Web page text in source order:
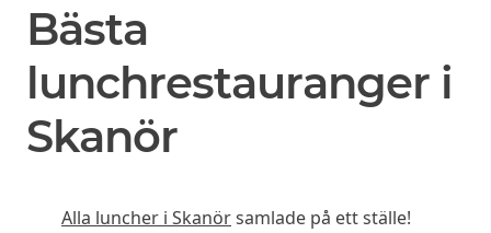
Bästa
lunchrestauranger i
Skanör
Alla luncher i Skanörsamlade på ett ställe!